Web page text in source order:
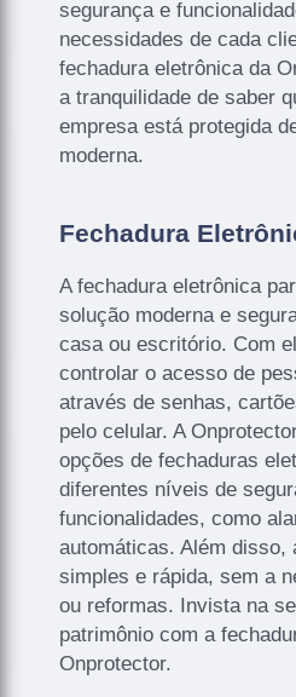
segurança e
necessidades de cada
fechadura eletrônica da
a tranquilidade de saber
empresa está protegida
moderna.
Fechadura
A fechadura eletrônica
solução moderna e
casa ou escritório. Com
controlar o acesso de
através de senhas,
pelo celular. A
opções de fechaduras
diferentes níveis de
funcionalidades, como
automáticas. Além disso,
simples e rápida, sem a
ou reformas. Invista na
patrimônio com a
Onprotector.